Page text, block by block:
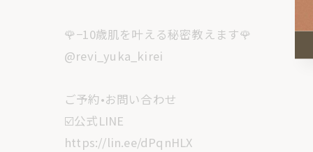
🌹−10歳肌を叶える秘密教えます🌹
@revi_yuka_kirei
ご予約•お問い合わせ
☑️公式LINE
https://lin.ee/dPqnHLX